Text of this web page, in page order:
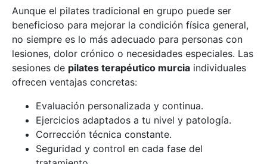
Aunque el pilates tradicional en grupo puede ser
beneficioso para mejorar la condición física general,
no siempre es lo más adecuado para personas con
lesiones, dolor crónico o necesidades especiales. Las
sesiones de pilates terapéutico murcia individuales
ofrecen ventajas concretas:
Evaluación personalizada y continua.
Ejercicios adaptados a tu nivel y patología.
Corrección técnica constante.
Seguridad y control en cada fase del